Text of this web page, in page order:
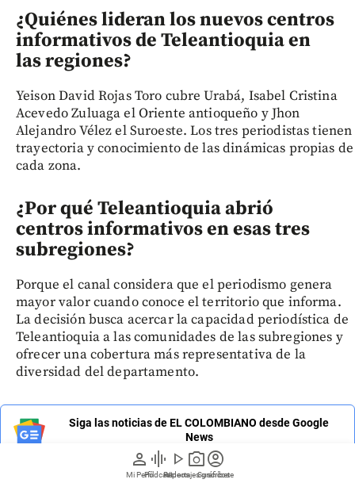
person
Mi Perfil
graphic_eq
Pódcast
play_arrow
Videos
photo_camera
Reportajes gráficos
account_circle
Suscríbete
¿Quiénes lideran los nuevos centros
informativos de Teleantioquia en
las regiones?
Yeison David Rojas Toro cubre Urabá, Isabel Cristina
Acevedo Zuluaga el Oriente antioqueño y Jhon
Alejandro Vélez el Suroeste. Los tres periodistas tienen
trayectoria y conocimiento de las dinámicas propias de
cada zona.
¿Por qué Teleantioquia abrió
centros informativos en esas tres
subregiones?
Porque el canal considera que el periodismo genera
mayor valor cuando conoce el territorio que informa.
La decisión busca acercar la capacidad periodística de
Teleantioquia a las comunidades de las subregiones y
ofrecer una cobertura más representativa de la
diversidad del departamento.
Siga las noticias de EL COLOMBIANO desde Google
News